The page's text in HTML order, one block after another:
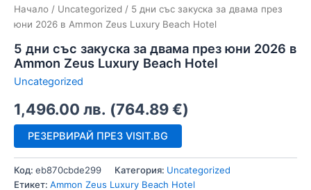
Начало / Uncategorized / 5 дни със закуска за двама през
юни 2026 в Ammon Zeus Luxury Beach Hotel
5 дни със закуска за двама през юни 2026 в
Ammon Zeus Luxury Beach Hotel
Uncategorized
1,496.00 лв. (764.89€)
РЕЗЕРВИРАЙ ПРЕЗ VISIT.BG
Код: eb870cbde299 Категория: Uncategorized
Етикет: Ammon Zeus Luxury Beach Hotel